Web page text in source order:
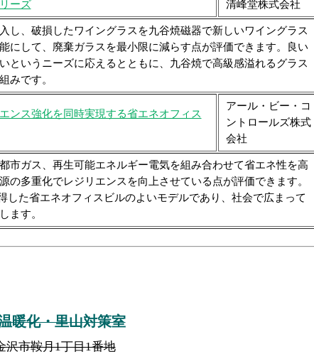
ーズ 清峰堂株式会社
し、破損したワイングラスを九谷焼磁器で新しいワイングラス
にして、廃棄ガラスを最小限に減らす点が評価できます。良い
というニーズに応えるとともに、九谷焼で高級感溢れるグラス
みです。
ンス強化を同時実現する省エネオフィス
アール・ビー・コ
ントロールズ株式
会社
市ガス、再生可能エネルギー電気を組み合わせて省エネ性を高
の多重化でレジリエンスを向上させている点が評価できます。
した省エネオフィスビルのよいモデルであり、社会で広まって
ます。
暖化・里山対策室
沢市鞍月1丁目1番地